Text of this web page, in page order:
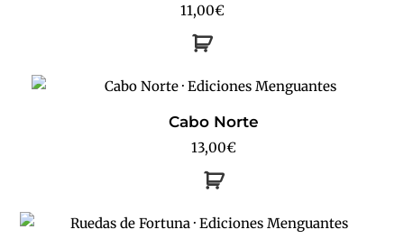
11,00€
Cabo Norte
13,00€